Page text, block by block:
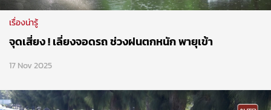
เรื่องน่ารู้
จุดเสี่ยง ! เลี่ยงจอดรถ ช่วงฝนตกหนัก พายุเข้า
17 Nov 2025